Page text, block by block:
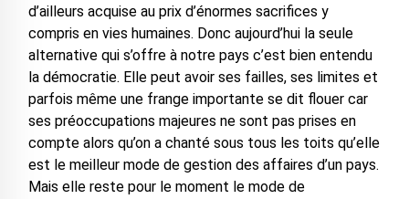
d’ailleurs acquise au prix d’énormes sacrifices y
compris en vies humaines. Donc aujourd’hui la seule
alternative qui s’offre à notre pays c’est bien entendu
la démocratie. Elle peut avoir ses failles, ses limites et
parfois même une frange importante se dit flouer car
ses préoccupations majeures ne sont pas prises en
compte alors qu’on a chanté sous tous les toits qu’elle
est le meilleur mode de gestion des affaires d’un pays.
Mais elle reste pour le moment le mode de